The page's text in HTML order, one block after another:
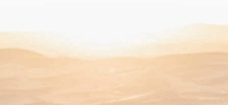
INSPIRATION